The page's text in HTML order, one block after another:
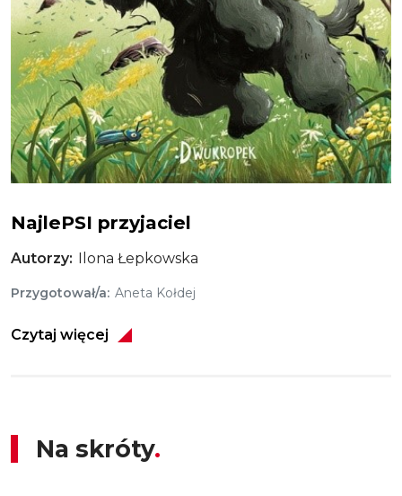
NajlePSI przyjaciel
Autorzy Ilona Łepkowska
Przygotował/a Aneta Kołdej
Czytaj więcej
Na skróty